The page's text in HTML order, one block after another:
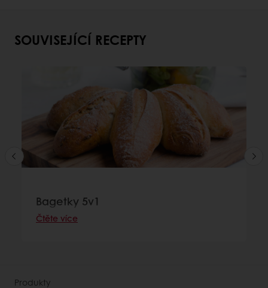
SOUVISEJÍCÍ RECEPTY
Bagetky 5v1
Čtěte více
Produkty